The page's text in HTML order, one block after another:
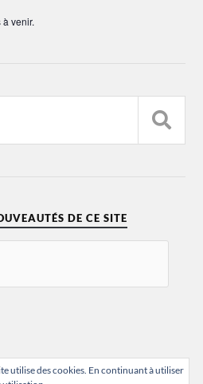
à venir.
DE CE SITE
utilise des cookies. En continuant à utiliser